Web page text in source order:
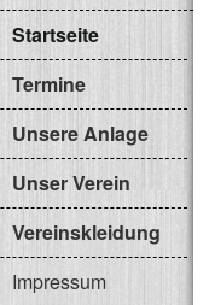
Startseite
Termine
Unsere Anlage
Unser Verein
Vereinskleidung
Impressum